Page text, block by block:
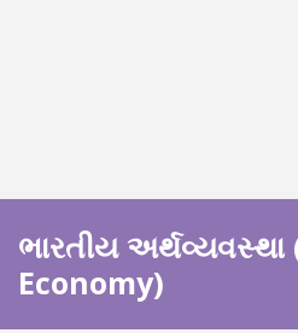
ભારતીય
Economy)